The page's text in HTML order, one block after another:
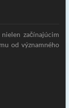
začínajúcim
od významného